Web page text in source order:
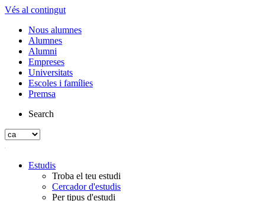
Vés al contingut
Nous alumnes
Alumnes
Alumni
Empreses
Universitats
Escoles i famílies
Premsa
Search
Estudis
Troba el teu estudi
Cercador d'estudis
Per tipus d'estudi